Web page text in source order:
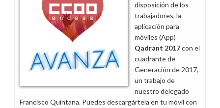
disposición de los
trabajadores, la
aplicación para
móviles (App)
Qadrant 2017con el
cuadrante de
Generación de 2017,
un trabajo de
nuestro delegado
Francisco Quintana. Puedes descargártela en tu móvil con